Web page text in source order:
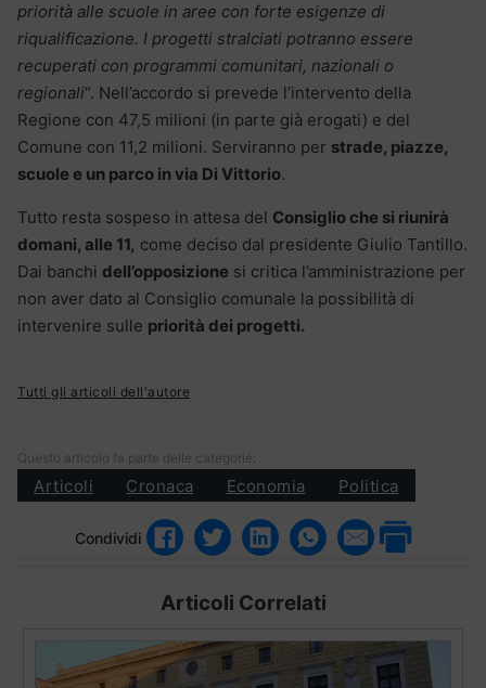
priorità alle scuole in aree con forte esigenze di
riqualificazione. I progetti stralciati potranno essere
recuperati con programmi comunitari, nazionali o
regionali“. Nell’accordo si prevede l’intervento della
Regione con 47,5 milioni (in parte già erogati) e del
Comune con 11,2 milioni. Serviranno per strade, piazze,
scuole e un parco in via Di Vittorio.
Tutto resta sospeso in attesa del Consiglio che si riunirà
domani, alle 11, come deciso dal presidente Giulio Tantillo.
Dai banchi dell’opposizione si critica l’amministrazione per
non aver dato al Consiglio comunale la possibilità di
intervenire sulle priorità dei progetti.
Tutti gli articoli dell'autore
Questo articolo fa parte delle categorie:
Articoli Cronaca Economia Politica
Condividi
Articoli Correlati